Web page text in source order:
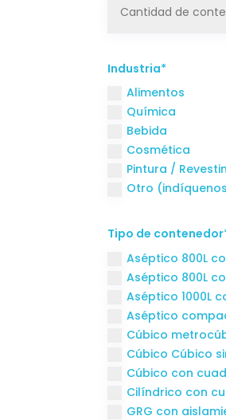
Industria*
Alimentos
Química
Bebida
Cosmética
Pintura /
Otro
Tipo de
Aséptico 800L
Aséptico 800L
Aséptico 1000L
Aséptico
Cúbico
Cúbico Cúbico
Cúbico con
Cilíndrico con
GRG con